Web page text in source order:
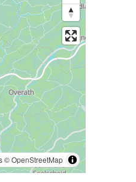
©OpenStreetMap